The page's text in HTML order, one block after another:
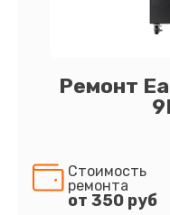
Ремонт
Стоимость
ремонта
от 350 руб